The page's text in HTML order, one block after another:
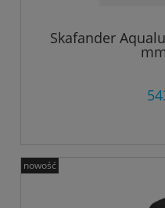
Skafander
nowość